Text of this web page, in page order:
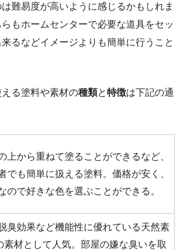
難易度が高いように感じるかもしれま
もホームセンターで必要な道具をセッ
来るなどイメージよりも簡単に行うこと
る塗料や素材の種類と特徴は下記の通
上から重ねて塗ることができるなど、
でも簡単に扱える塗料。価格が安く、
ので好きな色を選ぶことができる。
臭効果など機能性に優れている天然素
素材として人気。部屋の嫌な臭いを取